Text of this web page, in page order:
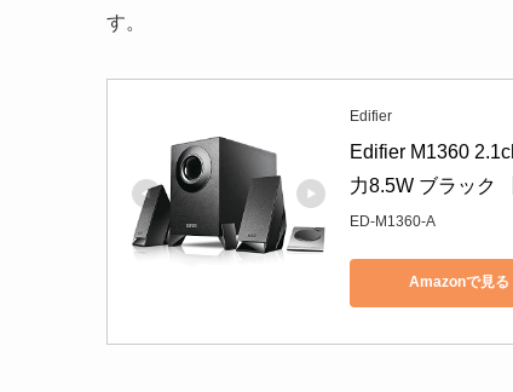
す。
Edifier
Edifier M1360
力8.5W ブラック
ED-M1360-A
Amazonで見る